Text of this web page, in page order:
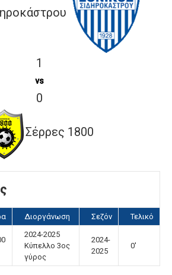
1
vs
0
Σέρρες 1800
Διοργάνωση Σεζόν Τελικό
2024-2025
Κύπελλο 3ος
γύρος
2024-
2025
0'